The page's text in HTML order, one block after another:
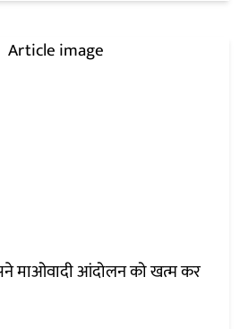
माओवादी आंदोलन को खत्म कर